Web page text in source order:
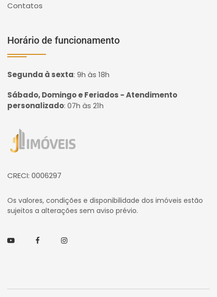
Contatos
Horário de funcionamento
Segunda à sexta: 9h às 18h
Sábado, Domingo e Feriados - Atendimento
personalizado: 07h às 21h
Página inicial
CRECI: 0006297
Os valores, condições e disponibilidade dos imóveis estão
sujeitos a alterações sem aviso prévio.
YoutubeFacebookInstagram